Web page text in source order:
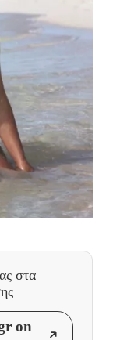
στα
on